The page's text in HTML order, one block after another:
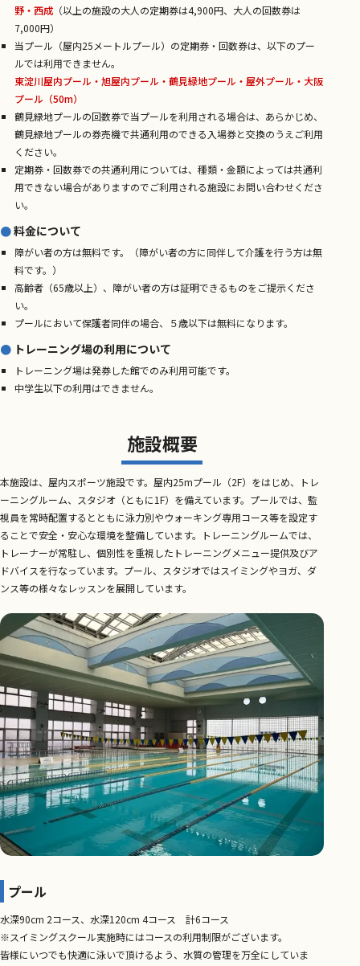
野・西成 （以上の施設の大人の定期券は4,900円、大人の回数券は
7,000円）
当プール（屋内25メートルプール）の定期券・回数券は、以下のプー
ルでは利用できません。
東淀川屋内プール・旭屋内プール・鶴見緑地プール・屋外プール・大阪
プール（50m）
鶴見緑地プールの回数券で当プールを利用される場合は、あらかじめ、
鶴見緑地プールの券売機で共通利用のできる入場券と交換のうえご利用
ください。
定期券・回数券での共通利用については、種類・金額によっては共通利
用できない場合がありますのでご利用される施設にお問い合わせくださ
い。
料金について
障がい者の方は無料です。（障がい者の方に同伴して介護を行う方は無
料です。）
高齢者（65歳以上）、障がい者の方は証明できるものをご提示くださ
い。
プールにおいて保護者同伴の場合、５歳以下は無料になります。
トレーニング場の利用について
トレーニング場は発券した館でのみ利用可能です。
中学生以下の利用はできません。
施設概要
本施設は、屋内スポーツ施設です。屋内25mプール（2F）をはじめ、トレ
ーニングルーム、スタジオ（ともに1F）を備えています。プールでは、監
視員を常時配置するとともに泳力別やウォーキング専用コース等を設定す
ることで安全・安心な環境を整備しています。トレーニングルームでは、
トレーナーが常駐し、個別性を重視したトレーニングメニュー提供及びア
ドバイスを行なっています。プール、スタジオではスイミングやヨガ、ダ
ンス等の様々なレッスンを展開しています。
プール
水深90cm 2コース、水深120cm 4コース 計6コース
※スイミングスクール実施時にはコースの利用制限がございます。
皆様にいつでも快適に泳いで頂けるよう、水質の管理を万全にしていま